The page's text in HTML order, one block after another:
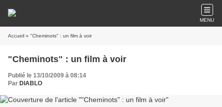
MENU
Accueil » "Cheminots" : un film à voir
"Cheminots" : un film à voir
Publié le 13/10/2009 à 08:14
Par DIABLO